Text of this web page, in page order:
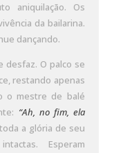
aniquilação. Os
da bailarina.
dançando.
desfaz. O palco se
restando apenas
o mestre de balé
“Ah, no fim, ela
a glória de seu
Esperam